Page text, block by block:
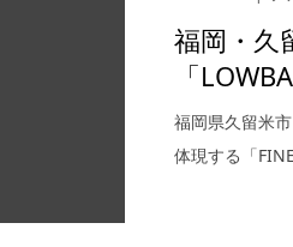
福岡・久
「
福岡県久留米
体現する「